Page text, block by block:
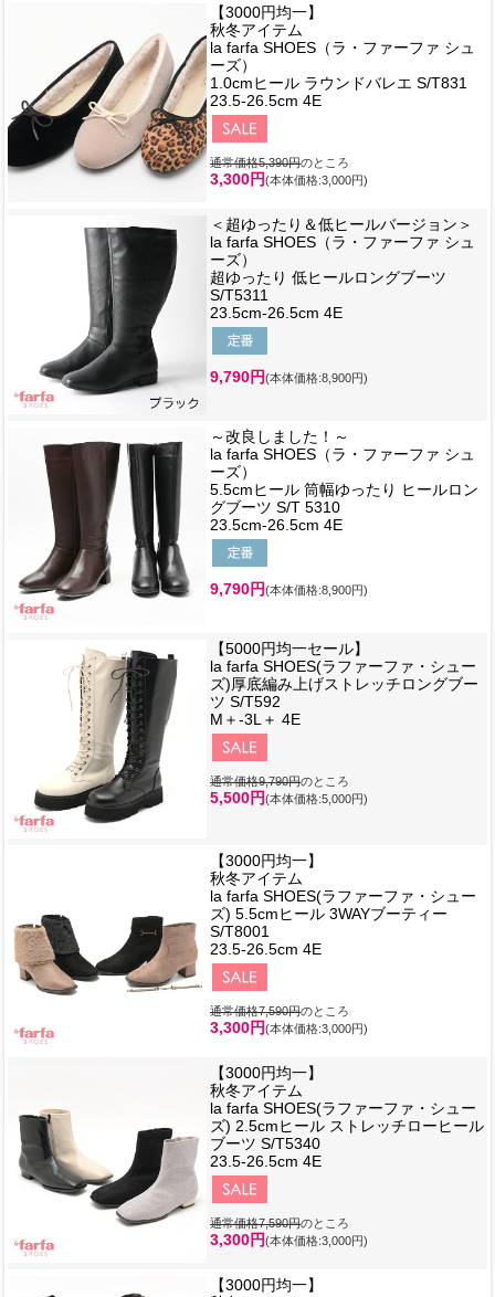
【3000円均一】
秋冬アイテム
la farfa SHOES（ラ・ファーファ シュ
ーズ）
1.0cmヒール ラウンドバレエ S/T831
23.5-26.5cm 4E
通常価格5,390円のところ
3,300円(本体価格:3,000円)
＜超ゆったり＆低ヒールバージョン＞
la farfa SHOES（ラ・ファーファ シュ
ーズ）
超ゆったり 低ヒールロングブーツ
S/T5311
23.5cm-26.5cm 4E
9,790円(本体価格:8,900円)
～改良しました！～
la farfa SHOES（ラ・ファーファ シュ
ーズ）
5.5cmヒール 筒幅ゆったり ヒールロン
グブーツ S/T 5310
23.5cm-26.5cm 4E
9,790円(本体価格:8,900円)
【5000円均一セール】
la farfa SHOES(ラファーファ・シュー
ズ)厚底編み上げストレッチロングブー
ツ S/T592
M＋-3L＋ 4E
通常価格9,790円のところ
5,500円(本体価格:5,000円)
【3000円均一】
秋冬アイテム
la farfa SHOES(ラファーファ・シュー
ズ) 5.5cmヒール 3WAYブーティー
S/T8001
23.5-26.5cm 4E
通常価格7,590円のところ
3,300円(本体価格:3,000円)
【3000円均一】
秋冬アイテム
la farfa SHOES(ラファーファ・シュー
ズ) 2.5cmヒール ストレッチローヒール
ブーツ S/T5340
23.5-26.5cm 4E
通常価格7,590円のところ
3,300円(本体価格:3,000円)
【3000円均一】